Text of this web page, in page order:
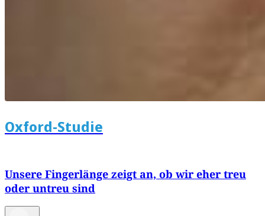
Oxford-Studie
Unsere Fingerlänge zeigt an, ob wir eher treu
oder untreu sind